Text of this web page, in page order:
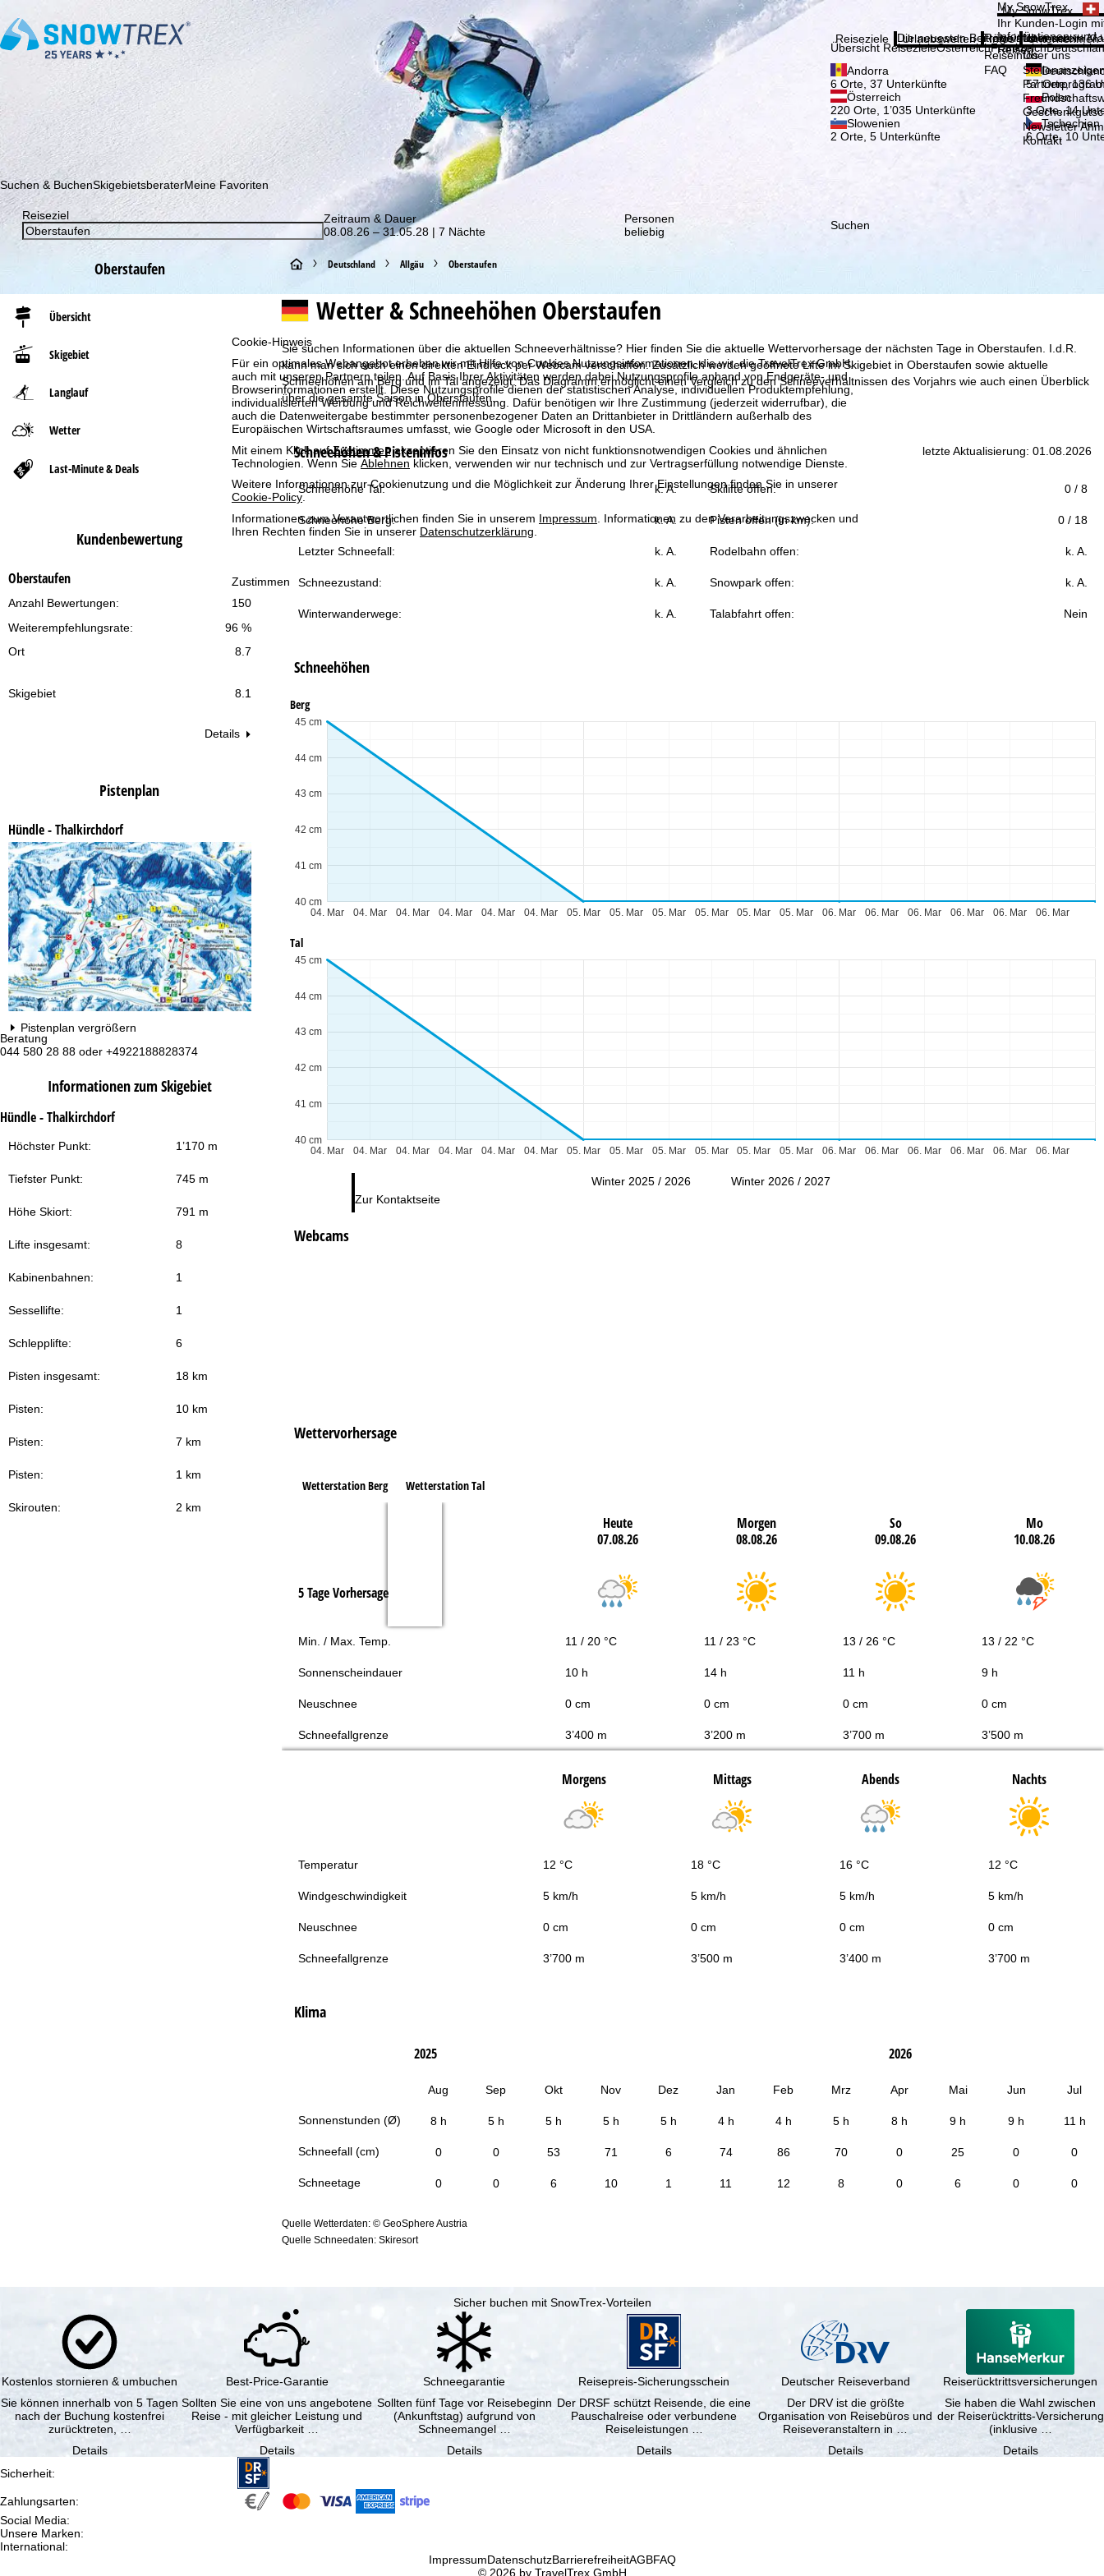
Cookie-Hinweis
Für ein optimales Webangebot erheben wir mit Hilfe von Cookies Nutzungsinformationen, die wir, die TravelTrex GmbH,
auch mit unseren Partnern teilen. Auf Basis Ihrer Aktivitäten werden dabei Nutzungsprofile anhand von Endgeräte- und
Browserinformationen erstellt. Diese Nutzungsprofile dienen der statistischen Analyse, individuellen Produktempfehlung,
individualisierten Werbung und Reichweitenmessung. Dafür benötigen wir Ihre Zustimmung (jederzeit widerrufbar), die
auch die Datenweitergabe bestimmter personenbezogener Daten an Drittanbieter in Drittländern außerhalb des
Europäischen Wirtschaftsraumes umfasst, wie Google oder Microsoft in den USA.
Mit einem Klick aufZustimmenakzeptieren Sie den Einsatz von nicht funktionsnotwendigen Cookies und ähnlichen
Technologien. Wenn Sie Ablehnen klicken, verwenden wir nur technisch und zur Vertragserfüllung notwendige Dienste.
Weitere Informationen zur Cookienutzung und die Möglichkeit zur Änderung Ihrer Einstellungen finden Sie in unserer
Cookie-Policy.
Informationen zum Verantwortlichen finden Sie in unserem Impressum . Informationen zu den Verarbeitungszwecken und
Ihren Rechten finden Sie in unserer Datenschutzerklärung
Zustimmen
Beratung
044 580 28 88 oder +4922188828374
Öffnungszeiten
09:00-15:00 Uhr
geschlossen
Zur Kontaktseite
Beratung
Abonnieren Sie unseren Newsletter und erfahren Sie als Erster von unseren Rabatt-Aktionen!
My SnowTrex
My SnowTrex
Ihr Kunden-Login
Informationen rund
Reisen.
Reiseziele
Übersicht ReisezieleÖsterreichFrankreich
Andorra
6 Orte, 37 Unterkünfte
57 Orte, 136
Österreich
220 Orte, 1’035 Unterkünfte
Polen
3 Orte, 14
Slowenien
2 Orte, 5 Unterkünfte
Tschechien
6 Orte, 10
Urlaubswelten
Die neuesten Beiträge aus unserem
Infos
Reiseinfos
Reiseinfos
FAQ
Unternehmen
Über uns
Über uns
Newsletter
Kontakt
Suchen & BuchenSkigebietsberaterMeine Favoriten
Reiseziel
Zeitraum & Dauer
08.08.26 – 31.05.28 | 7 Nächte
Personen
beliebig
Suchen
Oberstaufen
Übersicht
Skigebiet
Langlauf
Wetter
Last-Minute & Deals
Kundenbewertung
Oberstaufen
150
Anzahl Bewertungen:
96 %
Weiterempfehlungsrate:
Ort
8.7
Skigebiet 8.1
Details
Pistenplan
Hündle - Thalkirchdorf
Pistenplan vergrößern
Informationen zum Skigebiet
Hündle - Thalkirchdorf
Höchster Punkt: 1’170 m
Tiefster Punkt: 745 m
Höhe Skiort: 791 m
Lifte insgesamt: 8
Kabinenbahnen: 1
Sessellifte: 1
Schlepplifte: 6
Pisten insgesamt: 18 km
Pisten: 10 km
Pisten: 7 km
Pisten: 1 km
Skirouten: 2 km
S
t
r
t
s
e
i
t
Deutschland Allgäu Oberstaufen
Wetter & Schneehöhen Oberstaufen
Sie suchen Informationen über die aktuellen Schneeverhältnisse? Hier finden Sie die aktuelle Wettervorhersage der nächsten Tage in Oberstaufen. I.d.R.
kann man sich auch einen direkten Eindruck per Webcam verschaffen. Zusätzlich werden geöffnete Lifte im Skigebiet in Oberstaufen sowie aktuelle
Schneehöhen am Berg und im Tal angezeigt. Das Diagramm ermöglicht einen Vergleich zu den Schneeverhältnissen des Vorjahrs wie auch einen Überblick
über die gesamte Saison in Oberstaufen.
Schneehöhen & Pisteninfos letzte Aktualisierung: 01.08.2026
Schneehöhe Tal: k. A. Skilifte offen: 0 / 8
Schneehöhe Berg: k. A. Pisten offen (in km): 0 / 18
Letzter Schneefall: k. A. Rodelbahn offen: k. A.
Schneezustand: k. A. Snowpark offen: k. A.
Winterwanderwege: k. A. Talabfahrt offen: Nein
Schneehöhen
Berg
04. Mar 05. Mar 06. Mar
04. Mar 04. Mar 04. Mar 04. Mar 04. Mar 05. Mar 05. Mar 05. Mar 05. Mar 05. Mar 06. Mar 06. Mar 06. Mar 06. Mar 06. Mar
40 cm
41 cm
42 cm
43 cm
44 cm
45 cm
Tal
04. Mar 05. Mar 06. Mar
04. Mar 04. Mar 04. Mar 04. Mar 04. Mar 05. Mar 05. Mar 05. Mar 05. Mar 05. Mar 06. Mar 06. Mar 06. Mar 06. Mar 06. Mar
40 cm
41 cm
42 cm
43 cm
44 cm
45 cm
Winter 2025 / 2026 Winter 2026 / 2027
Webcams
Wettervorhersage
Wetterstation Berg Wetterstation Tal
Heute
07.08.26
Morgen
08.08.26
So
09.08.26
Mo
10.08.26
5 Tage Vorhersage
Min. / Max. Temp. 11 / 20 °C 11 / 23 °C 13 / 26 °C 13 / 22 °C
Sonnenscheindauer 10 h 14 h 11 h 9 h
Neuschnee 0 cm 0 cm 0 cm 0 cm
Schneefallgrenze 3’400 m 3’200 m 3’700 m 3’500 m
Morgens Mittags Abends Nachts
Temperatur 12 °C 18 °C 16 °C 12 °C
Windgeschwindigkeit 5 km/h 5 km/h 5 km/h 5 km/h
Neuschnee 0 cm 0 cm 0 cm 0 cm
Schneefallgrenze 3’700 m 3’500 m 3’400 m 3’700 m
Klima
Sonnenstunden (Ø)
Schneefall (cm)
Schneetage
2025 2026
Aug Sep Okt Nov Dez Jan Feb Mrz Apr Mai Jun Jul
8 h 5 h 5 h 5 h 5 h 4 h 4 h 5 h 8 h 9 h 9 h 11 h
0 0 53 71 6 74 86 70 0 25 0 0
0 0 6 10 1 11 12 8 0 6 0 0
Quelle Wetterdaten: © GeoSphere Austria
Quelle Schneedaten: Skiresort
Sicher buchen mit SnowTrex-Vorteilen
Kostenlos stornieren & umbuchen
Sie können innerhalb von 5 Tagen
nach der Buchung kostenfrei
zurücktreten, …
Details
Best-Price-Garantie
Sollten Sie eine von uns angebotene
Reise - mit gleicher Leistung und
Verfügbarkeit …
Details
Schneegarantie
Sollten fünf Tage vor Reisebeginn
(Ankunftstag) aufgrund von
Schneemangel …
Details
Reisepreis-Sicherungsschein
Der DRSF schützt Reisende, die eine
Pauschalreise oder verbundene
Reiseleistungen …
Details
Deutscher Reiseverband
Der DRV ist die größte
Organisation von Reisebüros und
Reiseveranstaltern in …
Details
Reiserücktrittsversicherungen
Sie haben die Wahl zwischen
der Reiserücktritts-Versicherung
(inklusive …
Details
Sicherheit:
Zahlungsarten:
Social Media:
Unsere Marken:
International:
ImpressumDatenschutzBarrierefreiheitAGBFAQ
© 2026 by TravelTrex GmbH